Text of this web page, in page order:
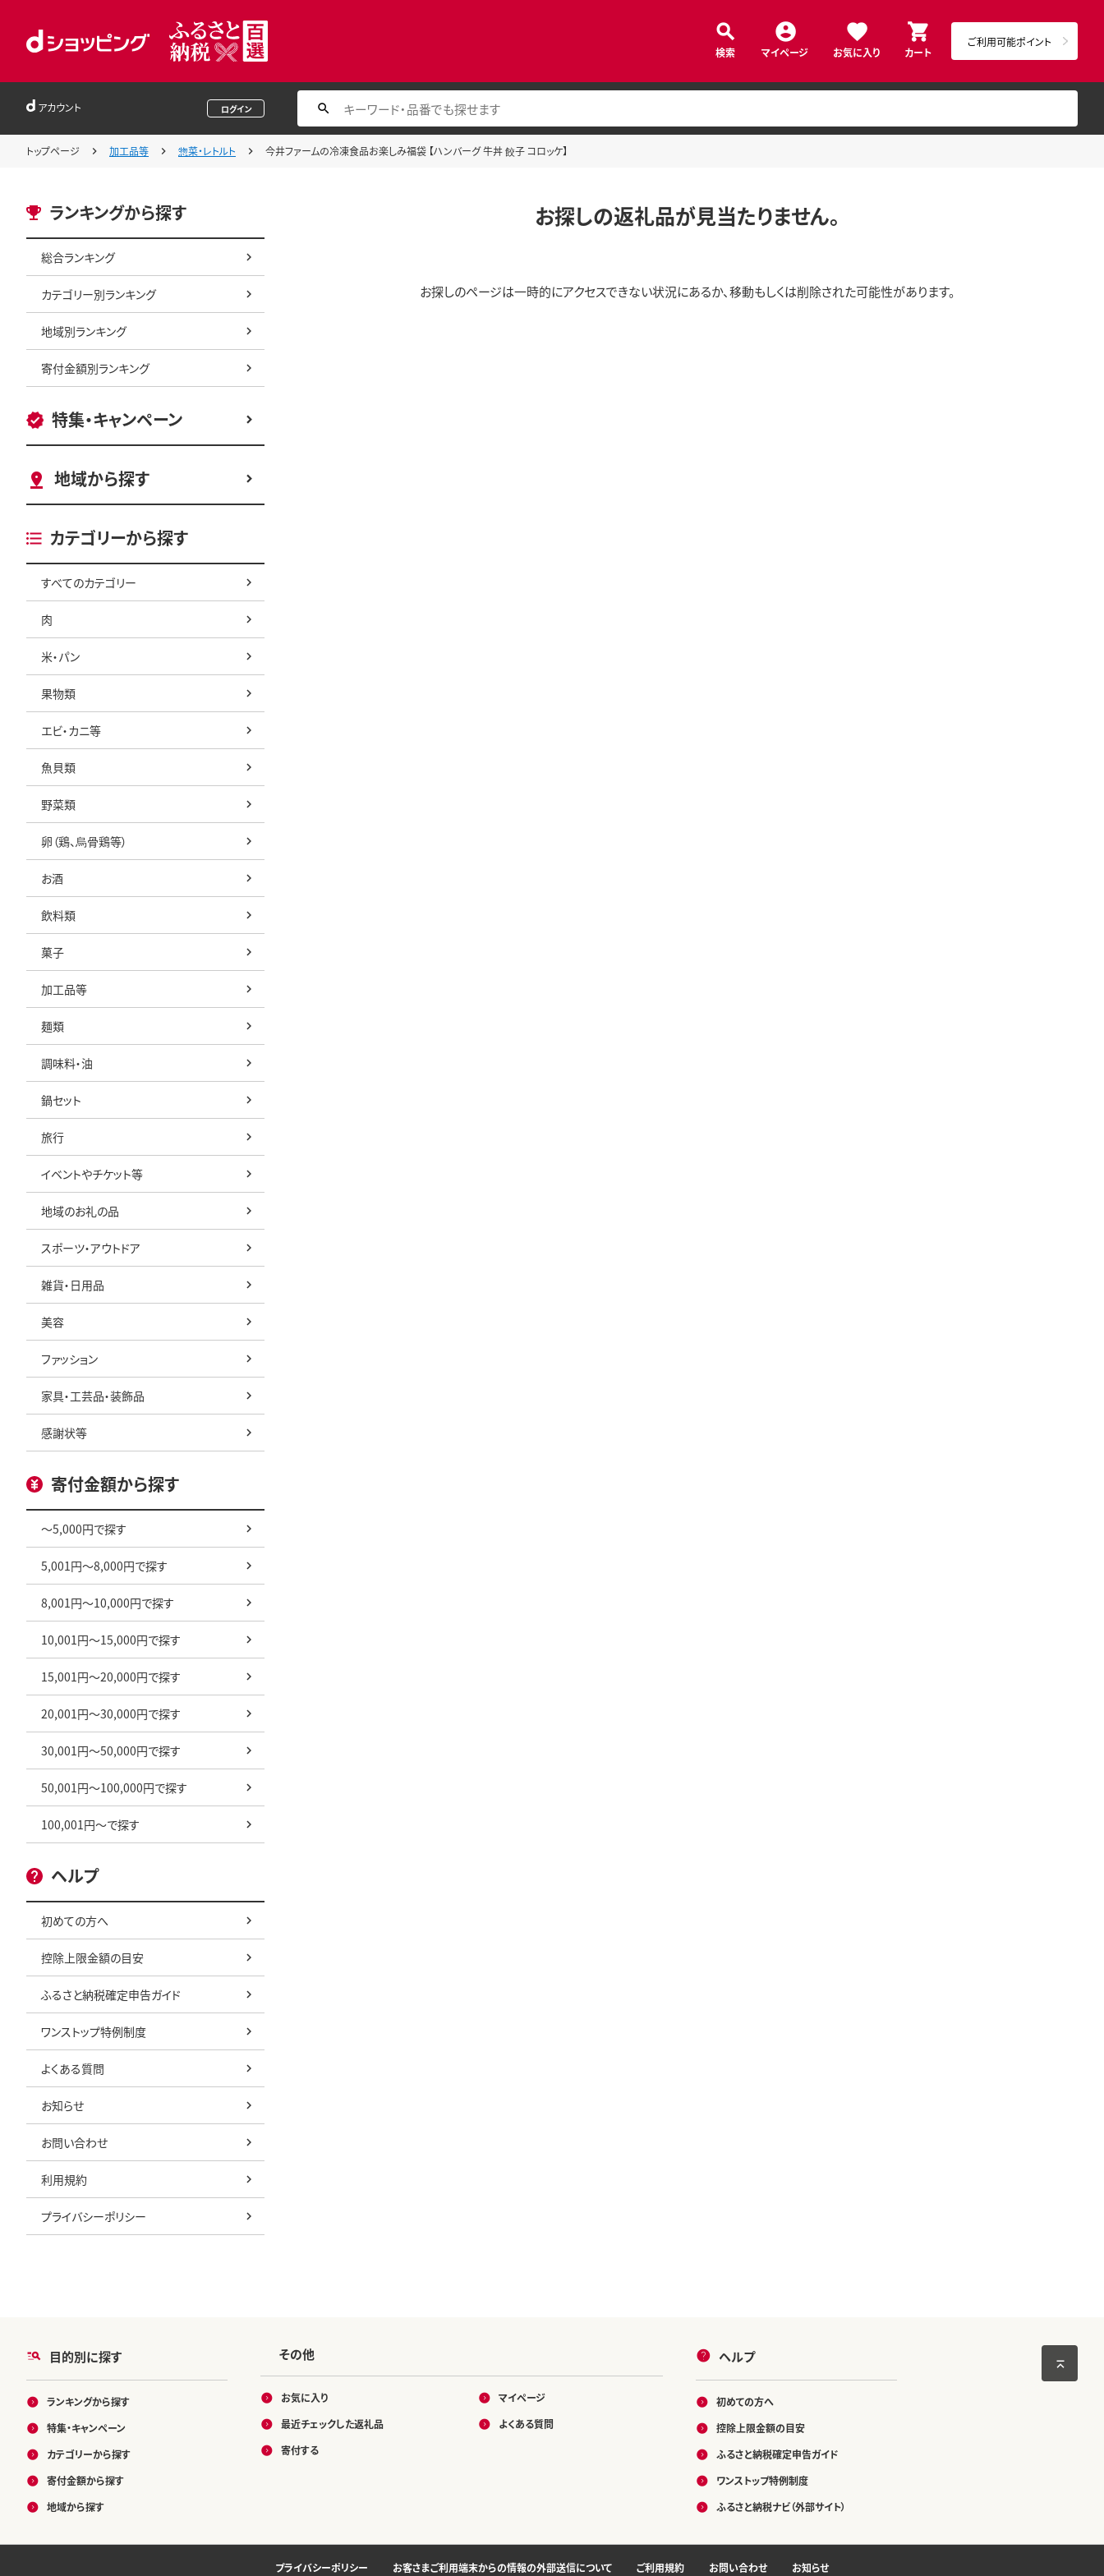
検索 マイページ お気に入り カート
ご利用可能ポイント
アカウント ログイン
トップページ 加工品等 惣菜・レトルト 今井ファームの冷凍食品お楽しみ福袋 【ハンバーグ 牛丼 餃子 コロッケ】
ランキングから探す
総合ランキング
カテゴリー別ランキング
地域別ランキング
寄付金額別ランキング
特集・キャンペーン
地域から探す
カテゴリーから探す
すべてのカテゴリー
肉
米・パン
果物類
エビ・カニ等
魚貝類
野菜類
卵（鶏、烏骨鶏等）
お酒
飲料類
菓子
加工品等
麺類
調味料・油
鍋セット
旅行
イベントやチケット等
地域のお礼の品
スポーツ・アウトドア
雑貨・日用品
美容
ファッション
家具・工芸品・装飾品
感謝状等
寄付金額から探す
～5,000円で探す
5,001円～8,000円で探す
8,001円～10,000円で探す
10,001円～15,000円で探す
15,001円～20,000円で探す
20,001円～30,000円で探す
30,001円～50,000円で探す
50,001円～100,000円で探す
100,001円～で探す
ヘルプ
初めての方へ
控除上限金額の目安
ふるさと納税確定申告ガイド
ワンストップ特例制度
よくある質問
お知らせ
お問い合わせ
利用規約
プライバシーポリシー
お探しの返礼品が見当たりません。
お探しのページは一時的にアクセスできない状況にあるか、移動もしくは削除された可能性があります。
目的別に探す
ランキングから探す
特集・キャンペーン
カテゴリーから探す
寄付金額から探す
地域から探す
その他
お気に入り
最近チェックした返礼品
寄付する
マイページ
よくある質問
ヘルプ
初めての方へ
控除上限金額の目安
ふるさと納税確定申告ガイド
ワンストップ特例制度
ふるさと納税ナビ（外部サイト）
プライバシーポリシー お客さまご利用端末からの情報の外部送信について ご利用規約 お問い合わせ お知らせ